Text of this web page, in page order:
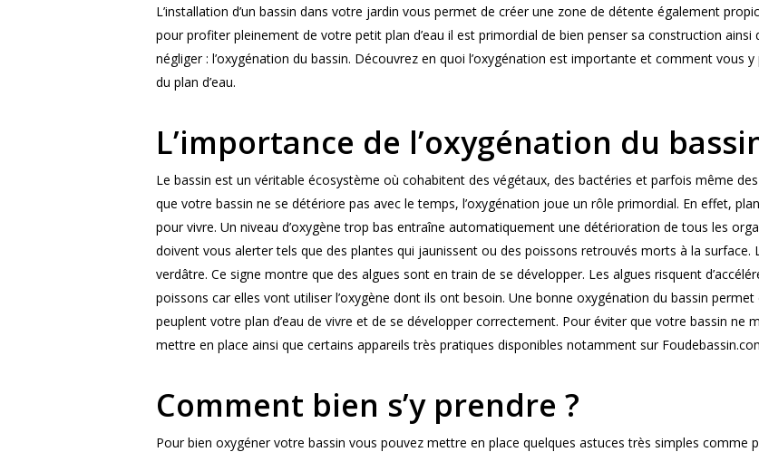
L’installation d’un bassin dans votre jardin vous permet de créer une zone de détente également
pour profiter pleinement de votre petit plan d’eau il est primordial de bien penser sa construction
négliger : l’oxygénation du bassin. Découvrez en quoi l’oxygénation est importante et comment vous
du plan d’eau.
L’importance de l’oxygénation du
Le bassin est un véritable écosystème où cohabitent des végétaux, des bactéries et parfois même
que votre bassin ne se détériore pas avec le temps, l’oxygénation joue un rôle primordial. En effet,
pour vivre. Un niveau d’oxygène trop bas entraîne automatiquement une détérioration de tous les
doivent vous alerter tels que des plantes qui jaunissent ou des poissons retrouvés morts à la surface.
verdâtre. Ce signe montre que des algues sont en train de se développer. Les algues risquent
poissons car elles vont utiliser l’oxygène dont ils ont besoin. Une bonne oxygénation du bassin
peuplent votre plan d’eau de vivre et de se développer correctement. Pour éviter que votre bassin ne
mettre en place ainsi que certains appareils très pratiques disponibles notamment sur
Comment bien s’y prendre ?
Pour bien oxygéner votre bassin vous pouvez mettre en place quelques astuces très simples comme